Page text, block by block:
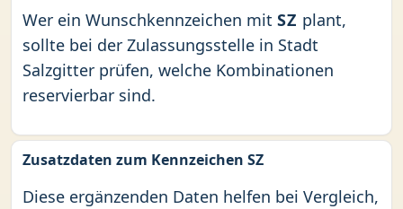
Wer ein Wunschkennzeichen mit SZ plant,
sollte bei der Zulassungsstelle in Stadt
Salzgitter prüfen, welche Kombinationen
reservierbar sind.
Zusatzdaten zum Kennzeichen SZ
Diese ergänzenden Daten helfen bei Vergleich,